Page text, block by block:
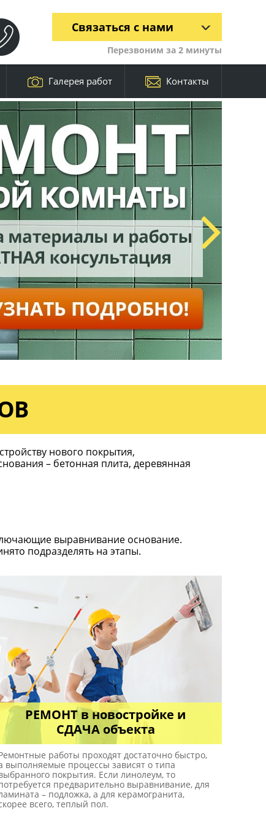
Связаться с нами
Перезвоним за 2 минуты
Галерея работ Контакты
нового покрытия,
– бетонная плита, деревянная
выравнивание основание.
подразделять на этапы.
РЕМОНТ в новостройке и
СДАЧА объекта
работы проходят достаточно быстро,
выполняемые процессы зависят о типа
покрытия. Если линолеум, то
предварительно выравнивание, для
– подложка, а для керамогранита,
всего, теплый пол.